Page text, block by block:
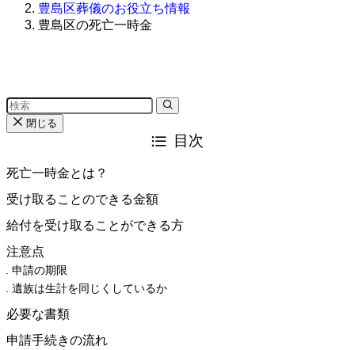
豊島区葬儀のお役立ち情報
豊島区の死亡一時金
閉じる
目次
死亡一時金とは？
受け取ることのできる金額
給付を受け取ることができる方
注意点
申請の期限
遺族は生計を同じくしているか
必要な書類
申請手続きの流れ